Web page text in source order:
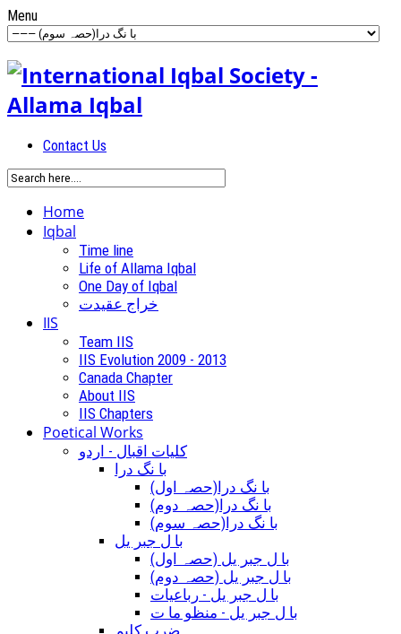
Menu
Contact Us
Home
Iqbal
Time line
Life of Allama Iqbal
One Day of Iqbal
خراج عقیدت
IIS
Team IIS
IIS Evolution 2009 - 2013
Canada Chapter
About IIS
IIS Chapters
Poetical Works
کلیات اقبال - اردو
با نگ درا
(با نگ درا(حصہ اول
(با نگ درا(حصہ دوم
(با نگ درا(حصہ سوم
با ل جبر یل
(با ل جبر یل (حصہ اول
(با ل جبر یل (حصہ دوم
با ل جبر یل - رباعيات
با ل جبر یل - منظو ما ت
ضرب کلیم